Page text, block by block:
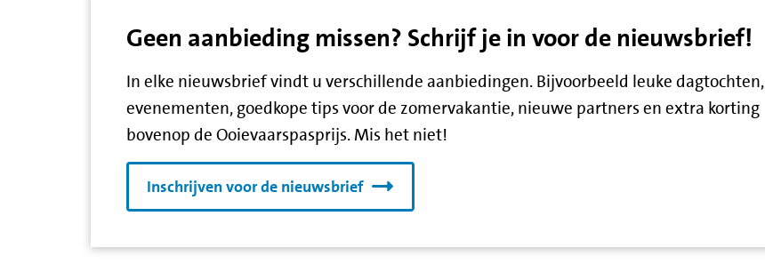
Geen aanbieding missen? Schrijf je in voor de nieuwsbrief!
In elke nieuwsbrief vindt u verschillende aanbiedingen. Bijvoorbeeld leuke dagtochten,
evenementen, goedkope tips voor de zomervakantie, nieuwe partners en extra korting
bovenop de Ooievaarspasprijs. Mis het niet!
Inschrijven voor de nieuwsbrief